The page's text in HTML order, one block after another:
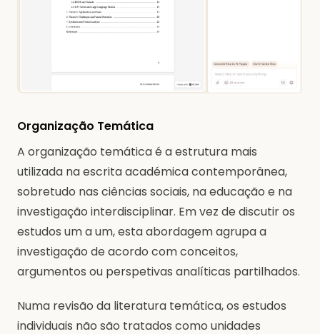
Organização Temática
A organização temática é a estrutura mais
utilizada na escrita académica contemporânea,
sobretudo nas ciências sociais, na educação e na
investigação interdisciplinar. Em vez de discutir os
estudos um a um, esta abordagem agrupa a
investigação de acordo com conceitos,
argumentos ou perspetivas analíticas partilhados.
Numa revisão da literatura temática, os estudos
individuais não são tratados como unidades